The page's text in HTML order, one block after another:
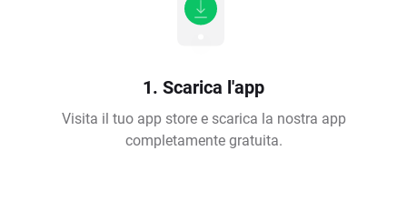
1. Scarica l'app
Visita il tuo app store e scarica la nostra app
completamente gratuita.